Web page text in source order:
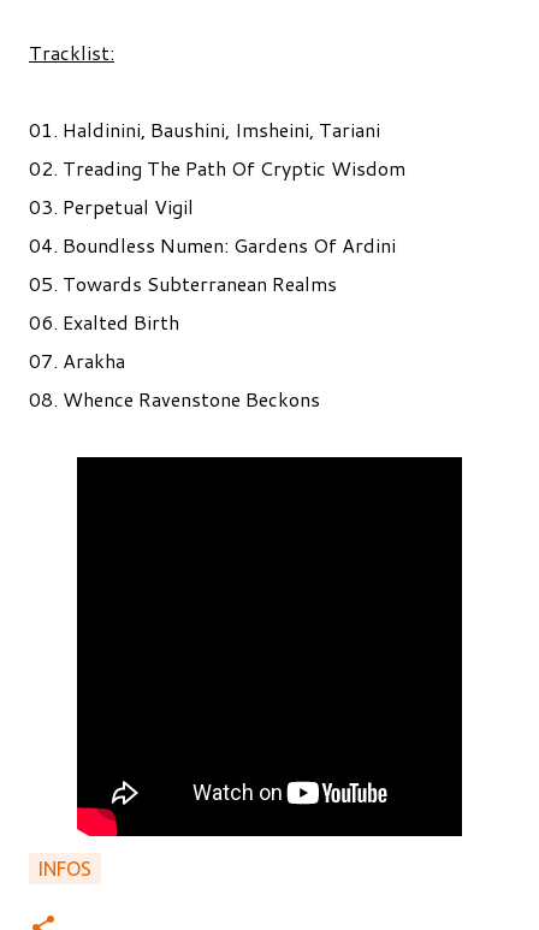
Tracklist:
01. Haldinini, Baushini, Imsheini, Tariani
02. Treading The Path Of Cryptic Wisdom
03. Perpetual Vigil
04. Boundless Numen: Gardens Of Ardini
05. Towards Subterranean Realms
06. Exalted Birth
07. Arakha
08. Whence Ravenstone Beckons
INFOS